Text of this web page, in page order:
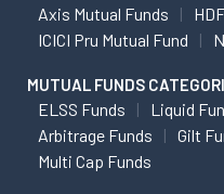
Axis Mutual Funds
ICICI Pru Mutual Fund
MUTUAL FUNDS
ELSS Funds Liquid
Arbitrage Funds
Gilt
Multi Cap Funds